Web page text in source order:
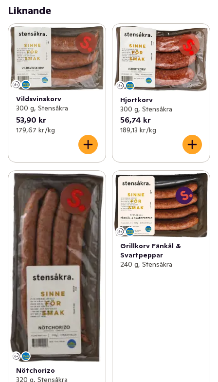
Liknande
Vildsvinskorv
300 g, Stensåkra
53,90 kr
179,67 kr /kg
Hjortkorv
300 g, Stensåkra
56,74 kr
189,13 kr /kg
Nötchorizo
320 g, Stensåkra
Grillkorv Fänkål &
Svartpeppar
240 g, Stensåkra